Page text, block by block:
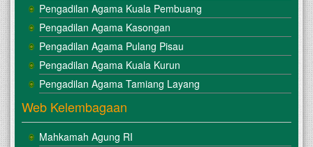
Pengadilan Agama Kuala Pembuang
Pengadilan Agama Kasongan
Pengadilan Agama Pulang Pisau
Pengadilan Agama Kuala Kurun
Pengadilan Agama Tamiang Layang
Web Kelembagaan
Mahkamah Agung RI